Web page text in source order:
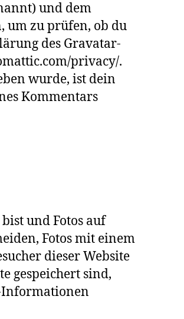
und dem
um zu prüfen, ob du
des Gravatar-
privacy/.
wurde, ist dein
Kommentars
und Fotos auf
Fotos mit einem
dieser Website
gespeichert sind,